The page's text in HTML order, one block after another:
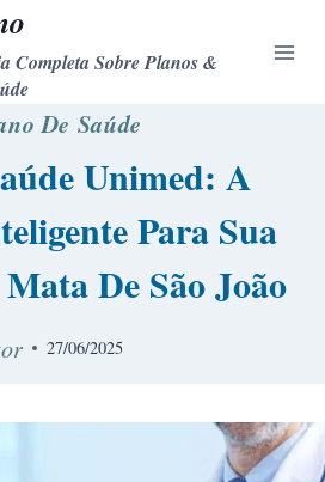
Completa Sobre Planos &
De Saúde
Unimed: A
Para Sua
De São João
27/06/2025